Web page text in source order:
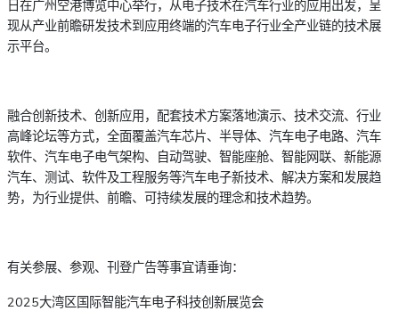
日在广州空港博览中心举行，从电子技术在汽车行业的应用出发，呈
现从产业前瞻研发技术到应用终端的汽车电子行业全产业链的技术展
示平台。
融合创新技术、创新应用，配套技术方案落地演示、技术交流、行业
高峰论坛等方式，全面覆盖汽车芯片、半导体、汽车电子电路、汽车
软件、汽车电子电气架构、自动驾驶、智能座舱、智能网联、新能源
汽车、测试、软件及工程服务等汽车电子新技术、解决方案和发展趋
势，为行业提供、前瞻、可持续发展的理念和技术趋势。
有关参展、参观、刊登广告等事宜请垂询：
2025大湾区国际智能汽车电子科技创新展览会